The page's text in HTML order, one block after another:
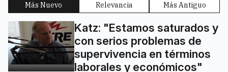
Más Nuevo Relevancia Más Antiguo
Katz: "Estamos saturados y
con serios problemas de
supervivencia en términos
laborales y económicos"